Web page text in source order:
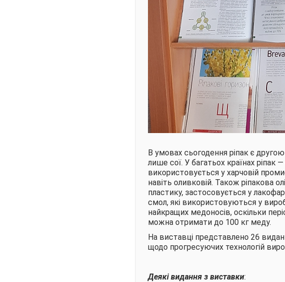
В умовах сьогодення ріпак є
лише сої. У багатьох країнах ріпак
використовується у харчовій
навіть оливковій. Також ріпакова
пластику, застосовується у
смол, які використовуються у
найкращих медоносів, оскільки
можна отримати до 100 кг меду.
На виставці представлено 26
щодо прогресуючих технологій
Деякі видання з виставки: